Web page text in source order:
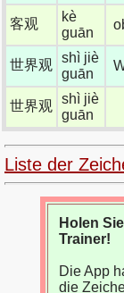
客观
kè
guān
世界观 shì jiè
guān
世界观 shì jiè
guān
Liste der
Holen
Trainer!
Die App
die